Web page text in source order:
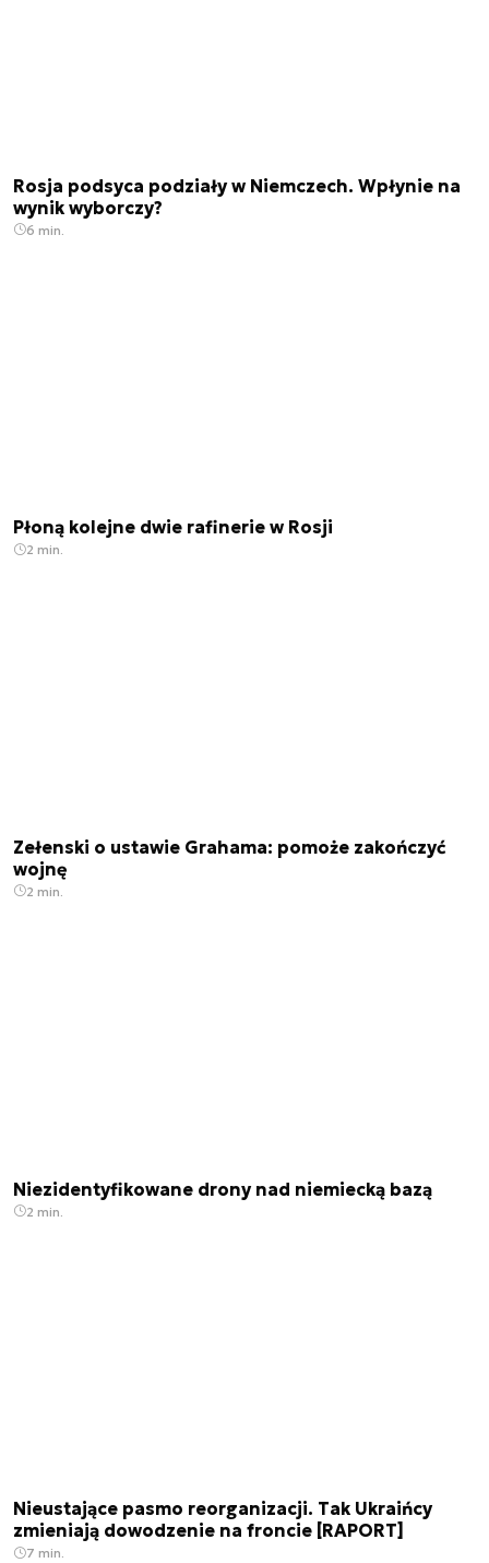
Rosja podsyca podziały w Niemczech. Wpłynie na
wynik wyborczy?
6 min.
Płoną kolejne dwie rafinerie w Rosji
2 min.
Zełenski o ustawie Grahama: pomoże zakończyć
wojnę
2 min.
Niezidentyfikowane drony nad niemiecką bazą
2 min.
Nieustające pasmo reorganizacji. Tak Ukraińcy
zmieniają dowodzenie na froncie [RAPORT]
7 min.